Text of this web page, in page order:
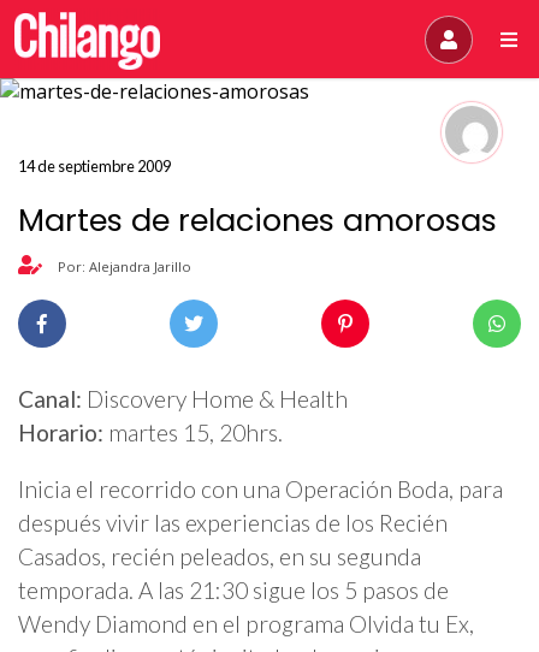
14 de septiembre 2009
Martes de relaciones amorosas
Por: Alejandra Jarillo
Canal: Discovery Home & Health
Horario: martes 15, 20hrs.
Inicia el recorrido con una Operación Boda, para
después vivir las experiencias de los Recién
Casados, recién peleados, en su segunda
temporada. A las 21:30 sigue los 5 pasos de
Wendy Diamond en el programa Olvida tu Ex,